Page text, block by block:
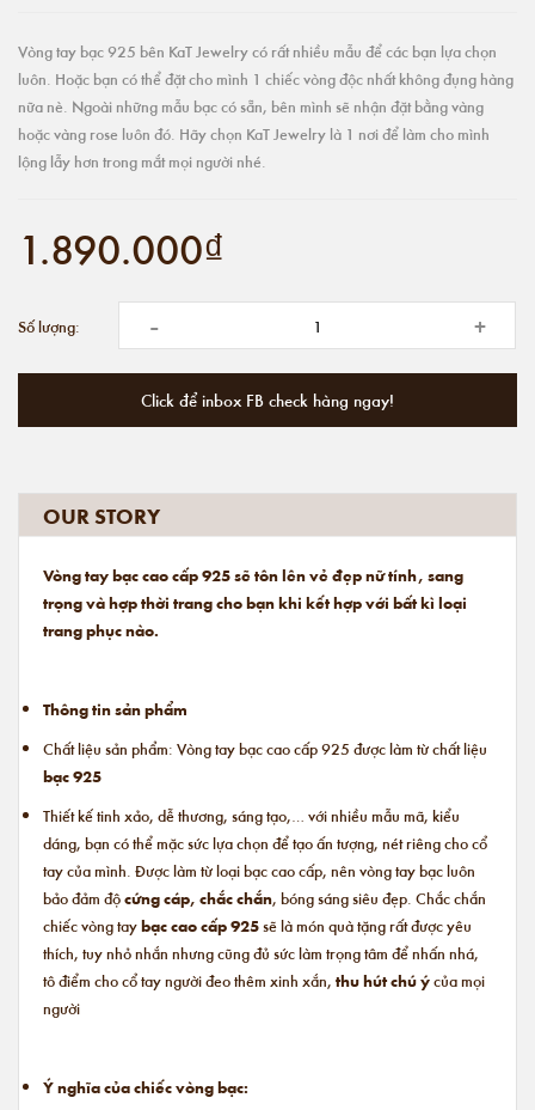
Vòng tay bạc 925 bên KaT Jewelry có rất nhiều mẫu để các bạn lựa chọn
luôn. Hoặc bạn có thể đặt cho mình 1 chiếc vòng độc nhất không đụng hàng
nữa nè. Ngoài những mẫu bạc có sẵn, bên mình sẽ nhận đặt bằng vàng
hoặc vàng rose luôn đó. Hãy chọn KaT Jewelry là 1 nơi để làm cho mình
lộng lẫy hơn trong mắt mọi người nhé.
1.890.000₫
Số lượng: - +
Click để inbox FB check hàng ngay!
OUR STORY
Vòng tay bạc cao cấp 925 sẽ tôn lên vẻ đẹp nữ tính, sang
trọng và hợp thời trang cho bạn khi kết hợp với bất kì loại
trang phục nào.
Thông tin sản phẩm
Chất liệu sản phẩm: Vòng tay bạc cao cấp 925 được làm từ chất liệu
bạc 925
Thiết kế tinh xảo, dễ thương, sáng tạo,… với nhiều mẫu mã, kiểu
dáng, bạn có thể mặc sức lựa chọn để tạo ấn tượng, nét riêng cho cổ
tay của mình. Được làm từ loại bạc cao cấp, nên vòng tay bạc luôn
bảo đảm độcứng cáp, chắc chắn, bóng sáng siêu đẹp. Chắc chắn
chiếc vòng taybạc cao cấp 925sẽ là món quà tặng rất được yêu
thích, tuy nhỏ nhắn nhưng cũng đủ sức làm trọng tâm để nhấn nhá,
tô điểm cho cổ tay người đeo thêm xinh xắn, thu hút chú ýcủa mọi
người
Ý nghĩa của chiếc vòng bạc: